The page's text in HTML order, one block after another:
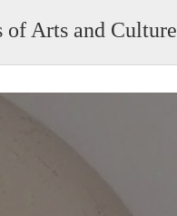
of Arts and Culture